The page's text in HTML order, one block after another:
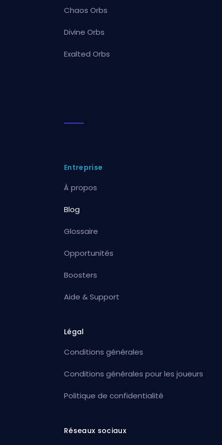
Chaos Orbs
Divine Orbs
Exalted Orbs
Entreprise
À propos
Blog
Glossaire
Opportunités
Boosters
Aide & Support
Légal
Conditions générales
Conditions générales pour les joueurs
Politique de confidentialité
Réseaux sociaux